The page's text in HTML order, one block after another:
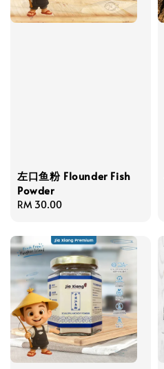
左口鱼粉 Flounder Fish
Powder
Regular
RM 30.00